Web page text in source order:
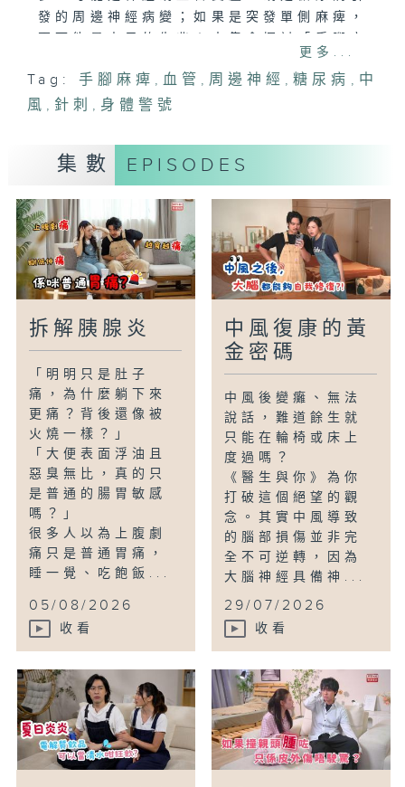
發的周邊神經病變；如果是突發單側麻痺，
痺」的成因、應對及舒緩方法，以及拆解一
些迷思，加強大眾對身體警號的注意。
嘉賓：朱炎培醫生(腦神經科專科)
更多...
Tag: 手腳麻痺 , 血管 , 周邊神經 ,糖尿病 , 中
風 , 針刺 , 身體警號
集數 EPISODES
拆解胰腺炎
「明明只是肚子
痛，為什麼躺下來
更痛？背後還像被
火燒一樣？」
「大便表面浮油且
惡臭無比，真的只
是普通的腸胃敏感
嗎？」
很多人以為上腹劇
痛只是普通胃痛，
睡一覺、吃飽飯...
05/08/2026
收看
中風復康的黃
金密碼
中風後變癱、無法
說話，難道餘生就
只能在輪椅或床上
度過嗎？
《醫生與你》為你
打破這個絕望的觀
念。其實中風導致
的腦部損傷並非完
全不可逆轉，因為
大腦神經具備神...
29/07/2026
收看